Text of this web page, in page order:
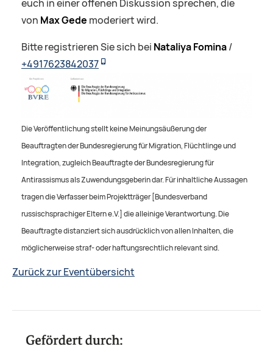
euch in einer offenen Diskussion sprechen, die
von Max Gede moderiert wird.
Bitte registrieren Sie sich bei Nataliya Fomina/
+4917623842037
Die Veröffentlichung stellt keine Meinungsäußerung der
Beauftragten der Bundesregierung für Migration, Flüchtlinge und
Integration, zugleich Beauftragte der Bundesregierung für
Antirassismus als Zuwendungsgeberin dar. Für inhaltliche Aussagen
tragen die Verfasser beim Projektträger [Bundesverband
russischsprachiger Eltern e.V.] die alleinige Verantwortung. Die
Beauftragte distanziert sich ausdrücklich von allen Inhalten, die
möglicherweise straf- oder haftungsrechtlich relevant sind.
Zurück zur Eventübersicht